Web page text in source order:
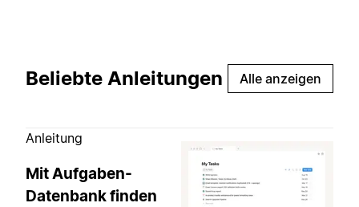
Beliebte Anleitungen Alle anzeigen
Anleitung
Mit Aufgaben-
Datenbank finden